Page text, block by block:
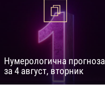
Нумерологична прогноза
за 4 август, вторник